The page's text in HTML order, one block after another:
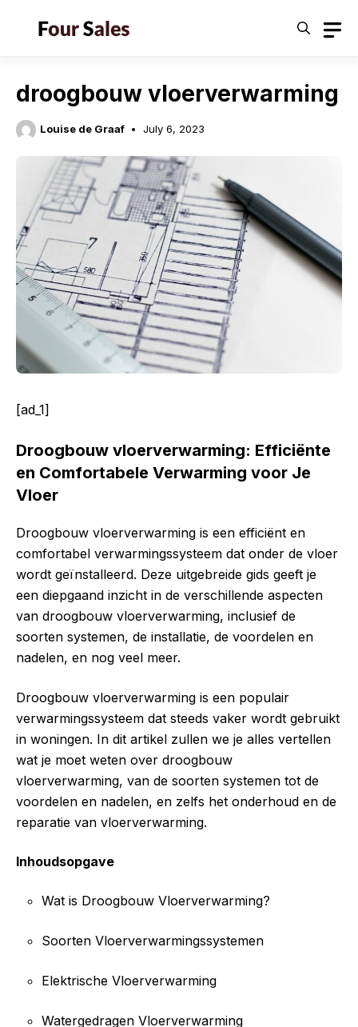
droogbouw vloerverwarming
Louise de Graaf July 6, 2023
[ad_1]
Droogbouw vloerverwarming: Efficiënte
en Comfortabele Verwarming voor Je
Vloer
Droogbouw vloerverwarming is een efficiënt en
comfortabel verwarmingssysteem dat onder de vloer
wordt geïnstalleerd. Deze uitgebreide gids geeft je
een diepgaand inzicht in de verschillende aspecten
van droogbouw vloerverwarming, inclusief de
soorten systemen, de installatie, de voordelen en
nadelen, en nog veel meer.
Droogbouw vloerverwarming is een populair
verwarmingssysteem dat steeds vaker wordt gebruikt
in woningen. In dit artikel zullen we je alles vertellen
wat je moet weten over droogbouw
vloerverwarming, van de soorten systemen tot de
voordelen en nadelen, en zelfs het onderhoud en de
reparatie van vloerverwarming.
Inhoudsopgave
Wat is Droogbouw Vloerverwarming?
Soorten Vloerverwarmingssystemen
Elektrische Vloerverwarming
Watergedragen Vloerverwarming